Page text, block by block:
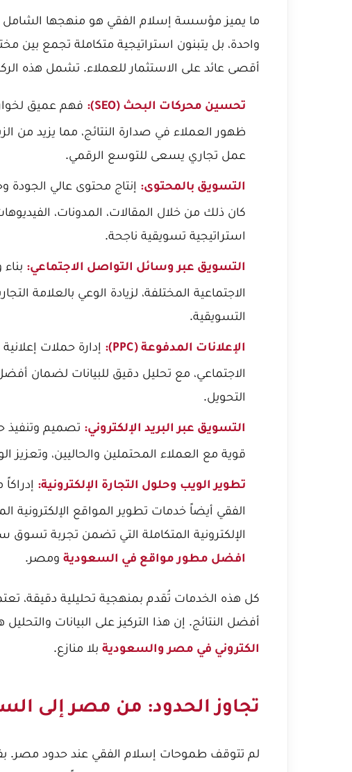
ما يميز مؤسسة إسلام الفقي هو منهجها الشامل
واحدة، بل يتبنون استراتيجية متكاملة تجمع
أقصى عائد على الاستثمار للعملاء. تشمل هذه
تحسين محركات البحث (SEO):
فهم عميق
ظهور العملاء في صدارة النتائج، مما يزيد من
عمل تجاري يسعى للتوسع الرقمي.
التسويق بالمحتوى: إنتاج محتوى عالي
كان ذلك من خلال المقالات، المدونات،
استراتيجية تسويقية ناجحة.
التسويق عبر وسائل التواصل الاجتماعي:
الاجتماعية المختلفة، لزيادة الوعي بالعلامة
التسويقية.
الإعلانات المدفوعة (PPC):
إدارة حملات
الاجتماعي، مع تحليل دقيق للبيانات لضمان
التحويل.
التسويق عبر البريد الإلكتروني: تصميم وتنفيذ
قوية مع العملاء المحتملين والحاليين، وتعزيز
تطوير الويب وحلول التجارة الإلكترونية:
الفقي أيضاً خدمات تطوير المواقع الإلكترونية
الإلكترونية المتكاملة التي تضمن تجربة
افضل مطور مواقع في السعودية ومصر.
كل هذه الخدمات تُقدم بمنهجية تحليلية دقيقة،
أفضل النتائج. إن هذا التركيز على البيانات
الكتروني في مصر والسعودية بلا منازع.
تجاوز الحدود: من مصر إلى
لم تتوقف طموحات إسلام الفقي عند حدود مصر.